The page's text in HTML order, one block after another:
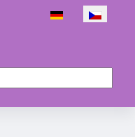
Zvolte jazyk